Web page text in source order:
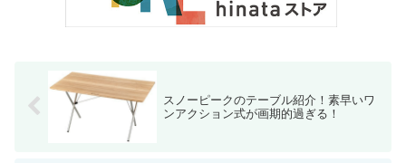
スノーピークのテーブル紹介！素早いワ
ンアクション式が画期的過ぎる！